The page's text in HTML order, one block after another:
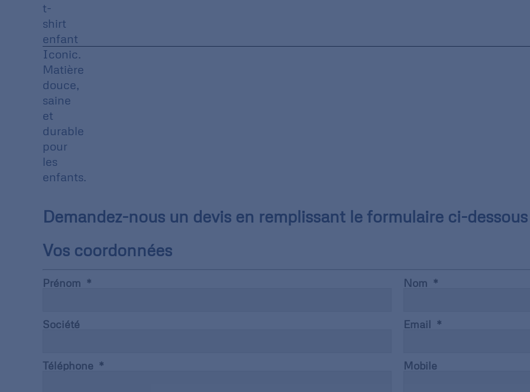
t-
shirt
enfant
Iconic.
Matière
douce,
saine
et
durable
pour
les
enfants.
Demandez-nous un devis en remplissant le formulaire ci-
Vos coordonnées
Prénom Nom
Société Email
Téléphone Mobile